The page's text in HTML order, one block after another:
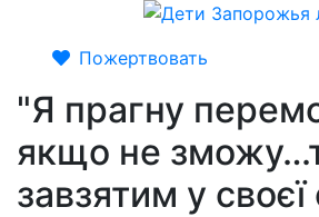
Пожертвовать
"Я прагну
якщо не
завзятим у своєї